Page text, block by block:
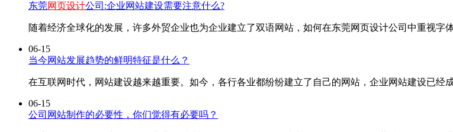
东莞网页设计公司:企业网站建设需要注意什么?
随着经济全球化的发展，许多外贸企业也为企业建立了双语网站，如何在东莞网页设计公司中重视字
06-15
当今网站发展趋势的鲜明特征是什么？
在互联网时代，网站建设越来越重要。如今，各行各业都纷纷建立了自己的网站，企业网站建设已经
06-15
公司网站制作的必要性，你们觉得有必要吗？